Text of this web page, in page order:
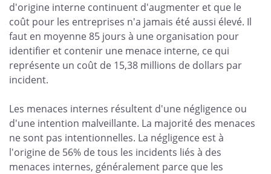
d'origine interne continuent d'augmenter et que le
coût pour les entreprises n'a jamais été aussi élevé. Il
faut en moyenne 85 jours à une organisation pour
identifier et contenir une menace interne, ce qui
représente un coût de 15,38 millions de dollars par
incident.
Les menaces internes résultent d'une négligence ou
d'une intention malveillante. La majorité des menaces
ne sont pas intentionnelles. La négligence est à
l'origine de 56% de tous les incidents liés à des
menaces internes, généralement parce que les